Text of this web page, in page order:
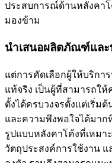
ประสบการณ์ด้านหลังคาโ
มองข้าม
นำเสนอผลิตภัณฑ์และ
แต่การคัดเลือกผู้ให้บริกา
แท้จริง เป็นผู้ที่สามารถใ
ตั้งได้ครบวงจรตั้งแต่เริ่ม
และความพึงพอใจได้มาก
รูปแบบหลังคาโค้งที่เหมา
วัตถุประสงค์การใช้งาน